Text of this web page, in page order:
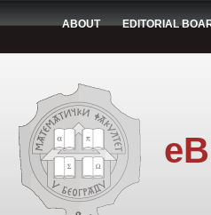
ABOUT EDITORIAL